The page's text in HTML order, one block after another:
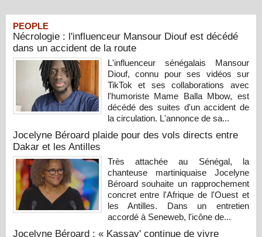
PEOPLE
Nécrologie : l'influenceur Mansour Diouf est décédé
dans un accident de la route
L'influenceur sénégalais Mansour
Diouf, connu pour ses vidéos sur
TikTok et ses collaborations avec
l'humoriste Mame Balla Mbow, est
décédé des suites d'un accident de
la circulation. L'annonce de sa...
Jocelyne Béroard plaide pour des vols directs entre
Dakar et les Antilles
Très attachée au Sénégal, la
chanteuse martiniquaise Jocelyne
Béroard souhaite un rapprochement
concret entre l'Afrique de l'Ouest et
les Antilles. Dans un entretien
accordé à Seneweb, l'icône de...
Jocelyne Béroard : « Kassav' continue de vivre